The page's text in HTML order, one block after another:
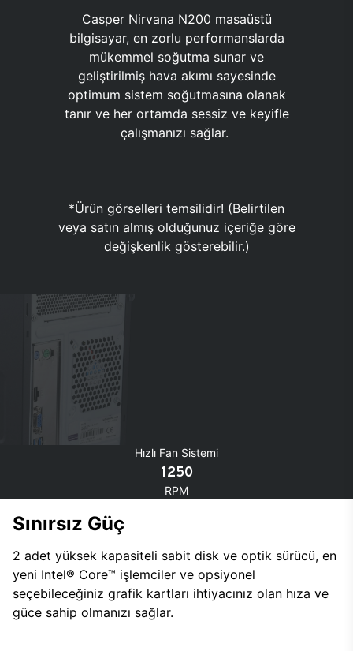
Casper Nirvana N200 masaüstü
bilgisayar, en zorlu performanslarda
mükemmel soğutma sunar ve
geliştirilmiş hava akımı sayesinde
optimum sistem soğutmasına olanak
tanır ve her ortamda sessiz ve keyifle
çalışmanızı sağlar.
*Ürün görselleri temsilidir! (Belirtilen
veya satın almış olduğunuz içeriğe göre
değişkenlik gösterebilir.)
Hızlı Fan Sistemi
1250
RPM
Sınırsız Güç
2 adet yüksek kapasiteli sabit disk ve optik sürücü, en
yeni Intel® Core™ işlemciler ve opsiyonel
seçebileceğiniz grafik kartları ihtiyacınız olan hıza ve
güce sahip olmanızı sağlar.